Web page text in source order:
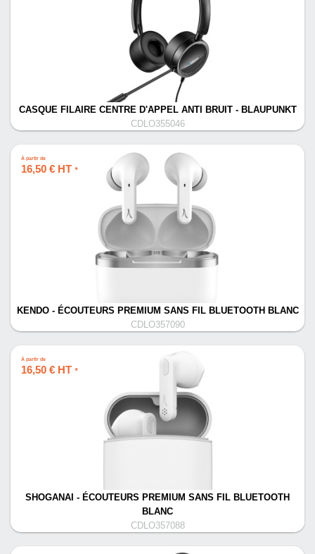
CASQUE FILAIRE CENTRE D'APPEL ANTI BRUIT - BLAUPUNKT
CDLO355046
À partir de
16,50 € HT *
KENDO - ÉCOUTEURS PREMIUM SANS FIL BLUETOOTH BLANC
CDLO357090
À partir de
16,50 € HT *
SHOGANAI - ÉCOUTEURS PREMIUM SANS FIL BLUETOOTH
BLANC
CDLO357088